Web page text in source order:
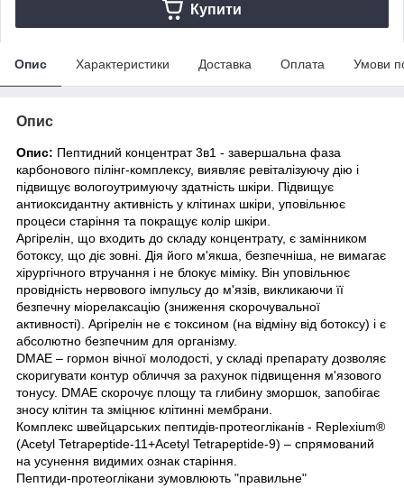
Купити
Опис Характеристики Доставка Оплата Умови
Опис
Опис: Пептидний концентрат 3в1 - завершальна фаза
карбонового пілінг-комплексу, виявляє ревіталізуючу дію і
підвищує вологоутримуючу здатність шкіри. Підвищує
антиоксидантну активність у клітинах шкіри, уповільнює
процеси старіння та покращує колір шкіри.
Аргірелін, що входить до складу концентрату, є замінником
ботоксу, що діє зовні. Дія його м'якша, безпечніша, не вимагає
хірургічного втручання і не блокує міміку. Він уповільнює
провідність нервового імпульсу до м'язів, викликаючи її
безпечну міорелаксацію (зниження скорочувальної
активності). Аргірелін не є токсином (на відміну від ботоксу) і є
абсолютно безпечним для організму.
DMAE – гормон вічної молодості, у складі препарату дозволяє
скоригувати контур обличчя за рахунок підвищення м'язового
тонусу. DMAE скорочує площу та глибину зморшок, запобігає
зносу клітин та зміцнює клітинні мембрани.
Комплекс швейцарських пептидів-протеогліканів - Replexium®
(Acetyl Tetrapeptide-11+Acetyl Tetrapeptide-9) – спрямований
на усунення видимих ознак старіння.
Пептиди-протеоглікани зумовлюють "правильне"